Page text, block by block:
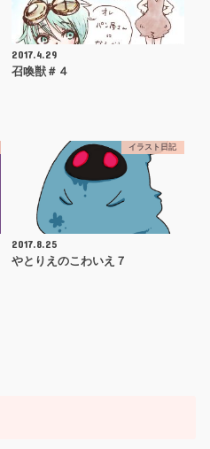
2017.4.29
召喚獣＃４
イラスト日記
2017.8.25
やとりえのこわいえ７